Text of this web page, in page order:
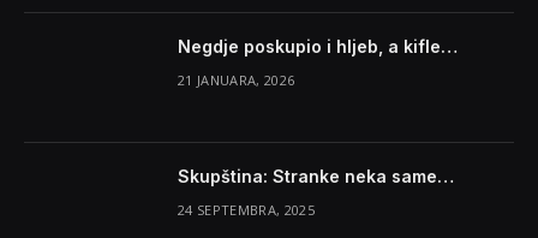
Negdje poskupio i hljeb, a kifle…
21 JANUARA, 2026
Skupština: Stranke neka same…
24 SEPTEMBRA, 2025